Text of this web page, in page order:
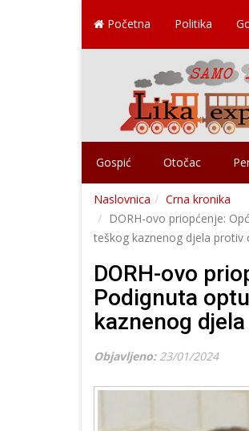
Početna Politika
Gospić Otočac
Naslovnica
Crna kronika
DORH-ovo priopćenje:
teškog kaznenog djela protiv
DORH-ovo
Podignuta
kaznenog
Objavljeno: 23/01/2024